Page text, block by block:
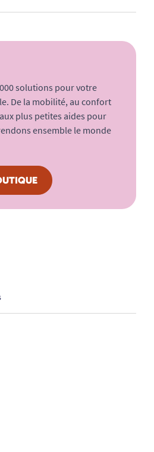
solutions pour votre
De la mobilité, au confort
plus petites aides pour
ensemble le monde